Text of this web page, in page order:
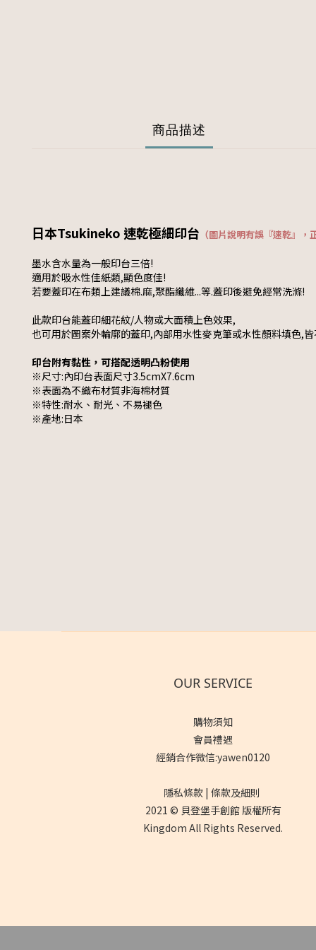
商品描述
日本Tsukineko 速乾極細印台 （圖片說明有誤『速乾』，
墨水含水量為一般印台三倍!
適用於吸水性佳紙類,顯色度佳!
若要蓋印在布類上建議棉.麻,聚酯纖維...等.蓋印後避免經常洗滌!
此款印台能蓋印細花紋/人物或大面積上色效果,
也可用於圖案外輪廓的蓋印,內部用水性麥克筆或水性顏料填色,
印台附有黏性，可搭配透明凸粉使用
※尺寸:內印台表面尺寸3.5cmX7.6cm
※表面為不織布材質非海棉材質
※特性:耐水、耐光、不易褪色
※產地:日本
OUR SERVICE
購物須知
會員禮遇
經銷合作微信:yawen0120
隱私條款 | 條款及細則
2021 © 貝登堡手創館 版權所有
Kingdom All Rights Reserved.